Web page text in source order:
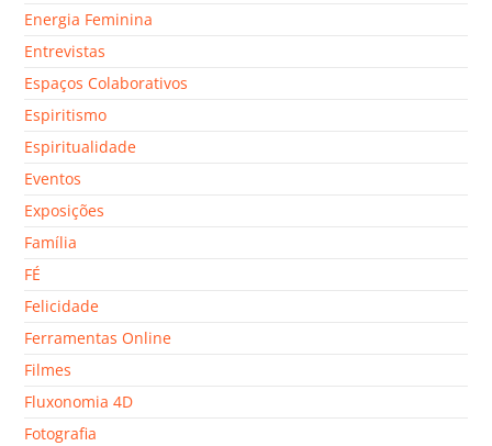
Energia Feminina
Entrevistas
Espaços Colaborativos
Espiritismo
Espiritualidade
Eventos
Exposições
Família
FÉ
Felicidade
Ferramentas Online
Filmes
Fluxonomia 4D
Fotografia